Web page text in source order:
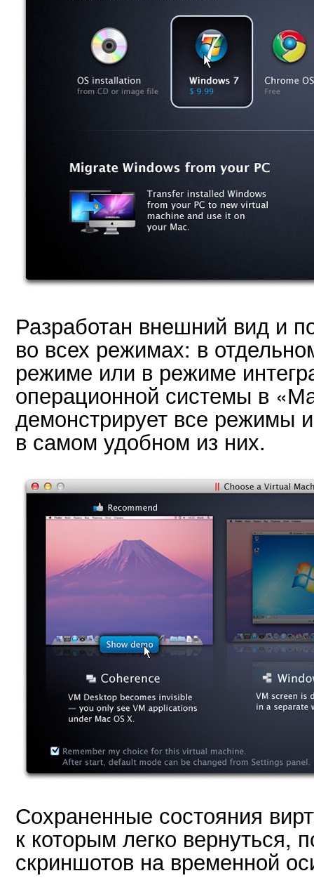
Разработан внешний вид и
во всех режимах: в
режиме или в режиме
операционной системы в
демонстрирует все режимы
в самом удобном из них.
Сохраненные состояния
к которым легко вернуться,
скриншотов на временной